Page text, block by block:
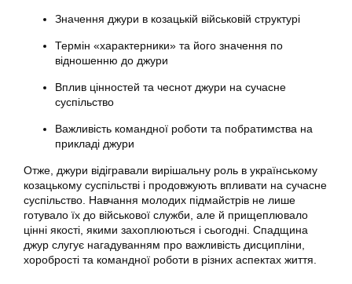
Значення джури в козацькій військовій структурі
Термін «характерники» та його значення по
відношенню до джури
Вплив цінностей та чеснот джури на сучасне
суспільство
Важливість командної роботи та побратимства на
прикладі джури
Отже, джури відігравали вирішальну роль в українському
козацькому суспільстві і продовжують впливати на сучасне
суспільство. Навчання молодих підмайстрів не лише
готувало їх до військової служби, але й прищеплювало
цінні якості, якими захоплюються і сьогодні. Спадщина
джур слугує нагадуванням про важливість дисципліни,
хоробрості та командної роботи в різних аспектах життя.